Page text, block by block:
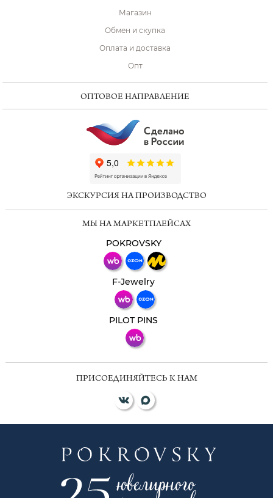
Магазин
Обмен и скупка
Оплата и доставка
Опт
ОПТОВОЕ НАПРАВЛЕНИЕ
ЭКСКУРСИЯ НА ПРОИЗВОДСТВО
МЫ НА МАРКЕТПЛЕЙСАХ
POKROVSKY
F-Jewelry
PILOT PINS
ПРИСОЕДИНЯЙТЕСЬ К НАМ